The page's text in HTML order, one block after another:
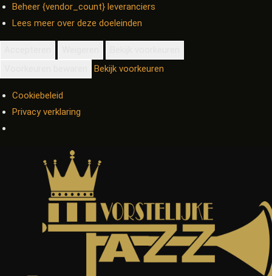
Beheer {vendor_count} leveranciers
Lees meer over deze doeleinden
Bekijk voorkeuren
Cookiebeleid
Privacy verklaring